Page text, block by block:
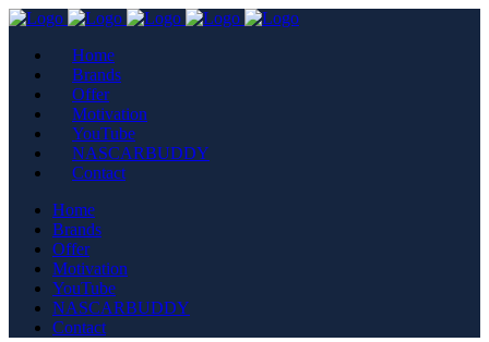
Home
Brands
Offer
Motivation
YouTube
NASCARBUDDY
Contact
Home
Brands
Offer
Motivation
YouTube
NASCARBUDDY
Contact